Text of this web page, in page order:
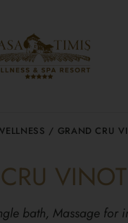
/ GRAND CRU
bath, Massage for